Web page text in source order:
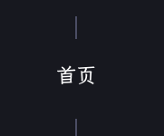
首页